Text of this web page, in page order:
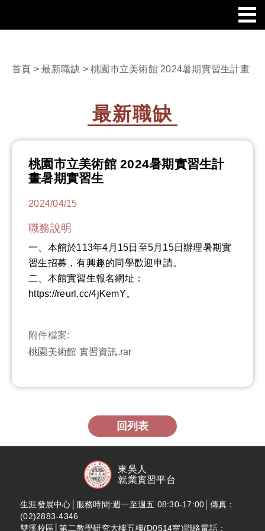
首頁 >最新職缺 > 桃園市立美術館 2024暑期實習生計畫
最新職缺
桃園市立美術館 2024暑期實習生計
畫暑期實習生
2024/04/15
職務說明
一、本館於113年4月15日至5月15日辦理暑期實
習生招募，有興趣的同學歡迎申請。
二、本館實習生報名網址：
https://reurl.cc/4jKemY。
附件檔案:
桃園美術館 實習資訊.rar
回列表
東吳人
就業實習平台
生涯發展中心│服務時間:週一至週五 08:30-17:00│傳真：
(02)2883-4346
雙溪校區│第二教學研究大樓五樓(D0514室)聯絡電話：